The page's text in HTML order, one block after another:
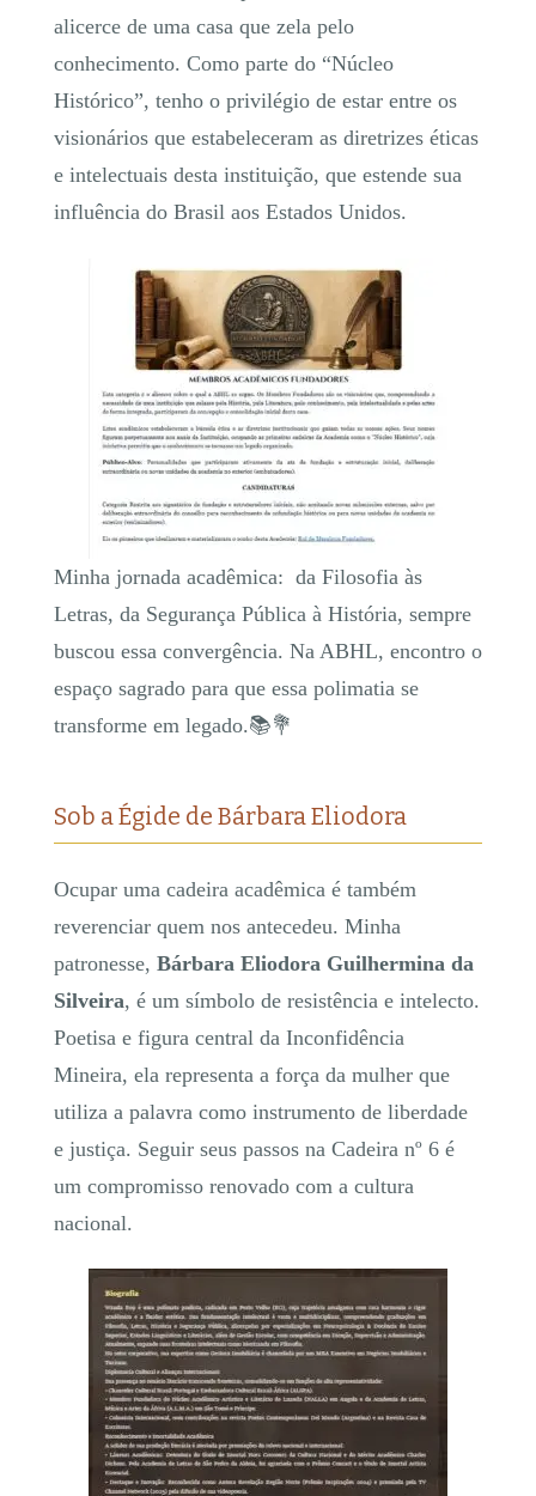
alicerce de uma casa que zela pelo
conhecimento. Como parte do “Núcleo
Histórico”, tenho o privilégio de estar entre os
visionários que estabeleceram as diretrizes éticas
e intelectuais desta instituição, que estende sua
influência do Brasil aos Estados Unidos.
Minha jornada acadêmica: da Filosofia às
Letras, da Segurança Pública à História, sempre
buscou essa convergência. Na ABHL, encontro o
espaço sagrado para que essa polimatia se
transforme em legado.📚💐
​Sob a Égide de Bárbara Eliodora
Ocupar uma cadeira acadêmica é também
reverenciar quem nos antecedeu. Minha
patronesse, Bárbara Eliodora Guilhermina da
Silveira, é um símbolo de resistência e intelecto.
Poetisa e figura central da Inconfidência
Mineira, ela representa a força da mulher que
utiliza a palavra como instrumento de liberdade
e justiça. Seguir seus passos na Cadeira nº 6 é
um compromisso renovado com a cultura
nacional.